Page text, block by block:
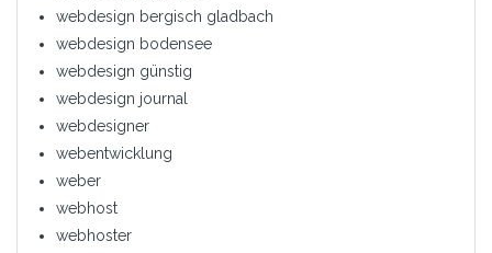
webdesign bergisch gladbach
webdesign bodensee
webdesign günstig
webdesign journal
webdesigner
webentwicklung
weber
webhost
webhoster